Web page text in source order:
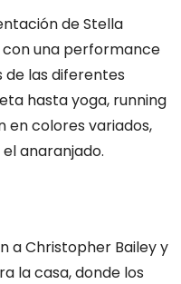
de Stella
una performance
las diferentes
hasta yoga, running
en colores variados,
anaranjado.
a Christopher Bailey y
la casa, donde los